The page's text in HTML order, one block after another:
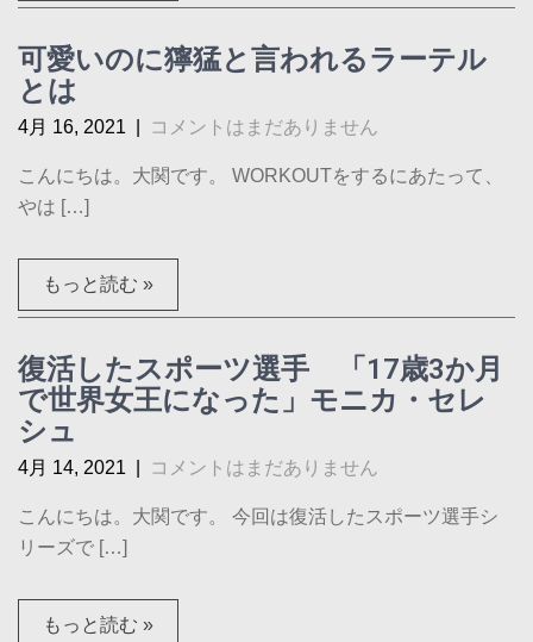
可愛いのに獰猛と言われるラーテル
とは
4月 16, 2021 コメントはまだありません
こんにちは。大関です。 WORKOUTをするにあたって、
やは […]
もっと読む »
復活したスポーツ選手 「17歳3か月
で世界女王になった」モニカ・セレ
シュ
4月 14, 2021 コメントはまだありません
こんにちは。大関です。 今回は復活したスポーツ選手シ
リーズで […]
もっと読む »